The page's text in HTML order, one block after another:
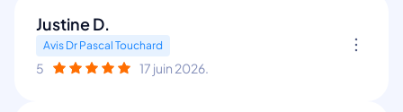
Justine D.
Avis Dr Pascal Touchard
5 17 juin 2026.